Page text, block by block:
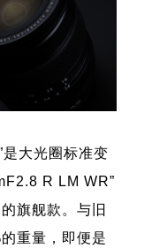
大光圈标准变
R LM WR”
旗舰款。与旧
重量，即便是